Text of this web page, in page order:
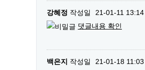
강혜정 작성일
21-01-11 13:14
댓글내용 확인
백은지 작성일
21-01-18 11:03